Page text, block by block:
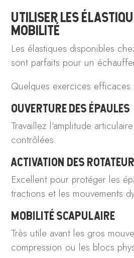
UTILISER LES
MOBILITÉ
Les élastiques disponibles
sont parfaits pour un
Quelques exercices efficaces
OUVERTURE DES ÉPAULES
Travaillez l’amplitude
contrôlées.
ACTIVATION DES
Excellent pour protéger les
tractions et les mouvements
MOBILITÉ SCAPULAIRE
Très utile avant les gros
compression ou les blocs